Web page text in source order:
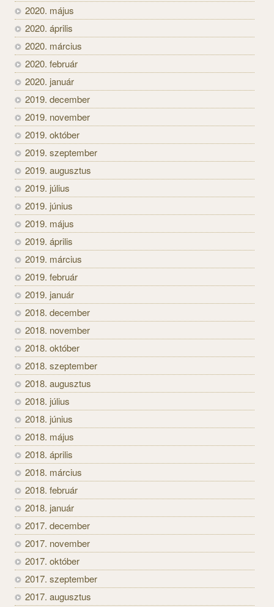
2020. május
2020. április
2020. március
2020. február
2020. január
2019. december
2019. november
2019. október
2019. szeptember
2019. augusztus
2019. július
2019. június
2019. május
2019. április
2019. március
2019. február
2019. január
2018. december
2018. november
2018. október
2018. szeptember
2018. augusztus
2018. július
2018. június
2018. május
2018. április
2018. március
2018. február
2018. január
2017. december
2017. november
2017. október
2017. szeptember
2017. augusztus